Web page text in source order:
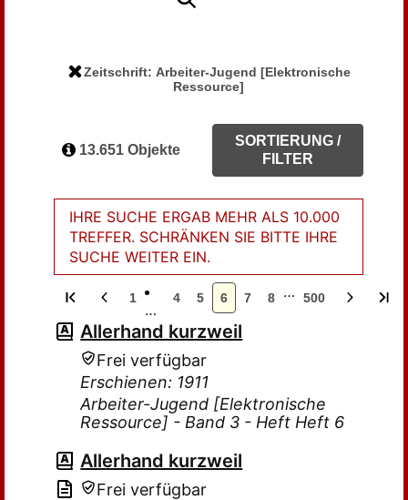
Zeitschrift: Arbeiter-Jugend [Elektronische
Ressource]
13.651 Objekte
SORTIERUNG /
FILTER
IHRE SUCHE ERGAB MEHR ALS 10.000
TREFFER. SCHRÄNKEN SIE BITTE IHRE
SUCHE WEITER EIN.
1
…
4 5 6 7 8 … 500
Allerhand kurzweil
Frei verfügbar
Erschienen: 1911
Arbeiter-Jugend [Elektronische
Ressource] - Band 3 - Heft Heft 6
Allerhand kurzweil
Frei verfügbar